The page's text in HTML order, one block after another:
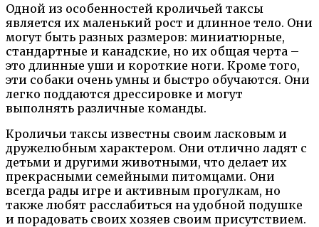
Одной из особенностей кроличьей таксы
является их маленький рост и длинное тело. Они
могут быть разных размеров: миниатюрные,
стандартные и канадские, но их общая черта –
это длинные уши и короткие ноги. Кроме того,
эти собаки очень умны и быстро обучаются. Они
легко поддаются дрессировке и могут
выполнять различные команды.
Кроличьи таксы известны своим ласковым и
дружелюбным характером. Они отлично ладят с
детьми и другими животными, что делает их
прекрасными семейными питомцами. Они
всегда рады игре и активным прогулкам, но
также любят расслабиться на удобной подушке
и порадовать своих хозяев своим присутствием.